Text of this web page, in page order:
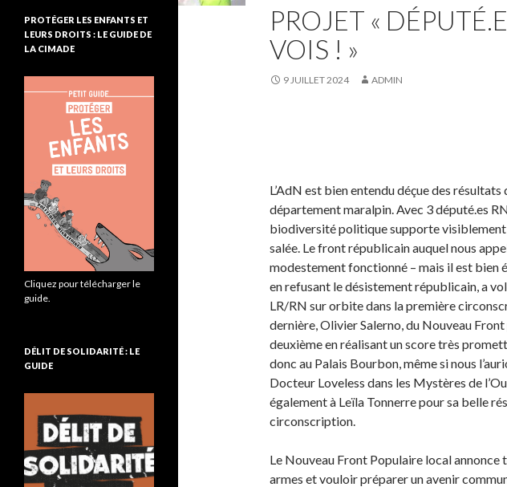
PROJET «
VOIS ! »
9 JUILLET 2024 ADMIN
L’AdN est bien entendu déçue des
département maralpin. Avec 3 député.es
biodiversité politique supporte visiblement
salée. Le front républicain auquel nous
modestement fonctionné – mais il est bien
en refusant le désistement républicain, a
LR/RN sur orbite dans la première
dernière, Olivier Salerno, du Nouveau
deuxième en réalisant un score très
donc au Palais Bourbon, même si nous
Docteur Loveless dans les Mystères de
également à Leïla Tonnerre pour sa belle
circonscription.
Le Nouveau Front Populaire local annonce
armes et vouloir préparer un avenir
PROTÉGER LES ENFANTS ET
LEURS DROITS : LE GUIDE DE
LA CIMADE
Cliquez pour télécharger le
guide.
DÉLIT DE SOLIDARITÉ : LE
GUIDE